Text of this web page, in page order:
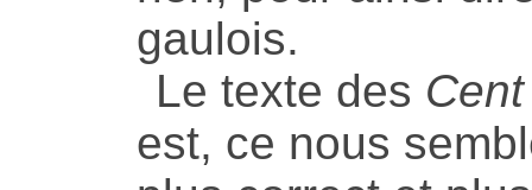
gaulois.
Le texte des
est, ce nous